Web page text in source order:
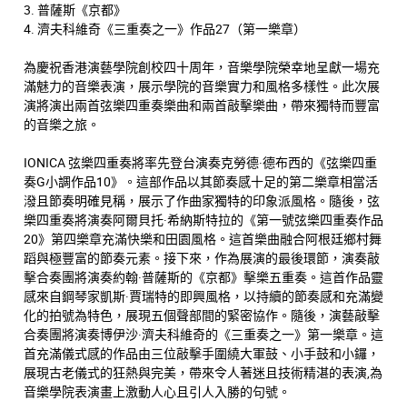
3. 普薩斯《京都》
4. 濟夫科維奇《三重奏之一》作品27（第一樂章）
為慶祝香港演藝學院創校四十周年，音樂學院榮幸地呈獻一場充
滿魅力的音樂表演，展示學院的音樂實力和風格多樣性。此次展
演將演出兩首弦樂四重奏樂曲和兩首敲擊樂曲，帶來獨特而豐富
的音樂之旅。
IONICA 弦樂四重奏將率先登台演奏克勞德·德布西的《弦樂四重
奏G小調作品10》。這部作品以其節奏感十足的第二樂章相當活
潑且節奏明確見稱，展示了作曲家獨特的印象派風格。隨後，弦
樂四重奏將演奏阿爾貝托·希納斯特拉的《第一號弦樂四重奏作品
20》第四樂章充滿快樂和田園風格。這首樂曲融合阿根廷鄉村舞
蹈與極豐富的節奏元素。接下來，作為展演的最後環節，演奏敲
擊合奏團將演奏約翰·普薩斯的《京都》擊樂五重奏。這首作品靈
感來自鋼琴家凱斯·賈瑞特的即興風格，以持續的節奏感和充滿變
化的拍號為特色，展現五個聲部間的緊密協作。隨後，演藝敲擊
合奏團將演奏博伊沙·濟夫科維奇的《三重奏之一》第一樂章。這
首充滿儀式感的作品由三位敲擊手圍繞大軍鼓、小手鼓和小鑼，
展現古老儀式的狂熱與完美，帶來令人著迷且技術精湛的表演,為
音樂學院表演畫上激動人心且引人入勝的句號。